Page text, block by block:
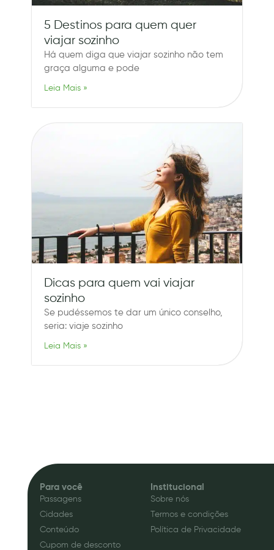
5 Destinos para quem quer
viajar sozinho
Há quem diga que viajar sozinho não tem
graça alguma e pode
Leia Mais »
Dicas para quem vai viajar
sozinho
Se pudéssemos te dar um único conselho,
seria: viaje sozinho
Leia Mais »
Para você
Passagens
Cidades
Conteúdo
Cupom de desconto
Institucional
Sobre nós
Termos e condições
Política de Privacidade